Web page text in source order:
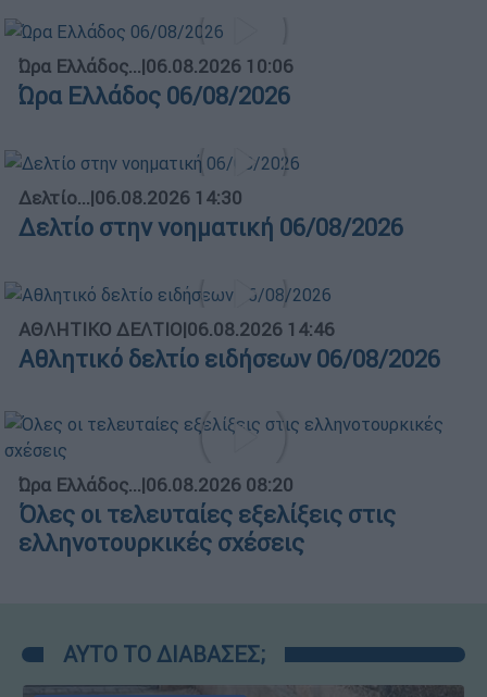
Ώρα Ελλάδος...|06.08.2026 10:06
Ώρα Ελλάδος 06/08/2026
Δελτίο...|06.08.2026 14:30
Δελτίο στην νοηματική 06/08/2026
ΑΘΛΗΤΙΚΟ ΔΕΛΤΙΟ|06.08.2026 14:46
Αθλητικό δελτίο ειδήσεων 06/08/2026
Ώρα Ελλάδος...|06.08.2026 08:20
Όλες οι τελευταίες εξελίξεις στις
ελληνοτουρκικές σχέσεις
ΑΥΤΟ ΤΟ ΔΙΑΒΑΣΕΣ;